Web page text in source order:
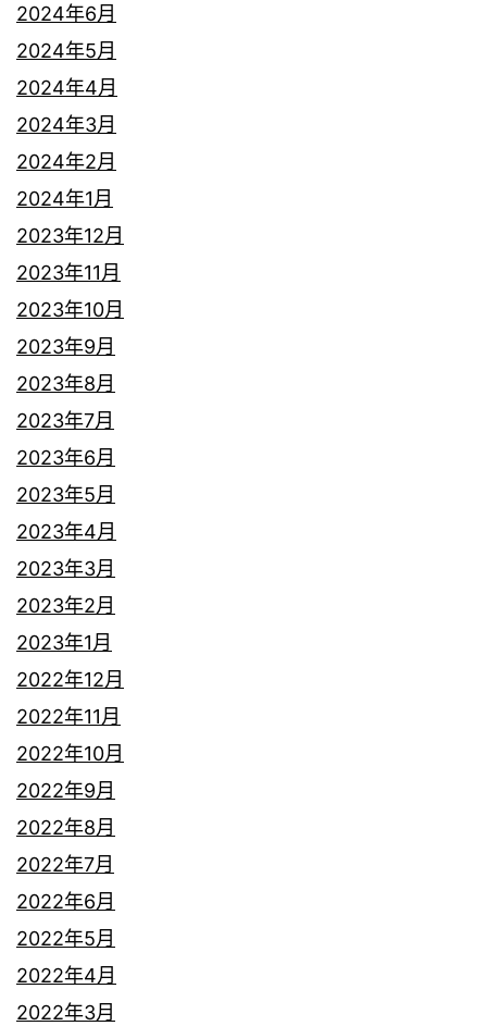
2024年6月
2024年5月
2024年4月
2024年3月
2024年2月
2024年1月
2023年12月
2023年11月
2023年10月
2023年9月
2023年8月
2023年7月
2023年6月
2023年5月
2023年4月
2023年3月
2023年2月
2023年1月
2022年12月
2022年11月
2022年10月
2022年9月
2022年8月
2022年7月
2022年6月
2022年5月
2022年4月
2022年3月